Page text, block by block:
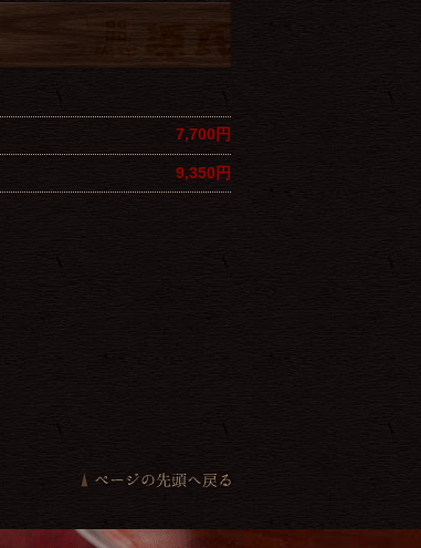
7,700円
9,350円